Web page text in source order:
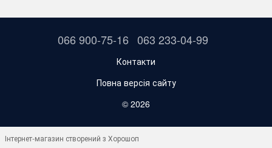
066 900-75-16 063 233-04-99
Контакти
Повна версія сайту
© 2026
Інтернет-магазин створений з Хорошоп